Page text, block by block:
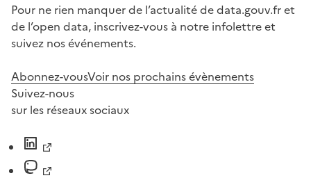
Pour ne rien manquer de l’actualité de data.gouv.fr et
de l’open data, inscrivez-vous à notre infolettre et
suivez nos événements.
Abonnez-vousVoir nos prochains évènements
Suivez-nous
sur les réseaux sociaux